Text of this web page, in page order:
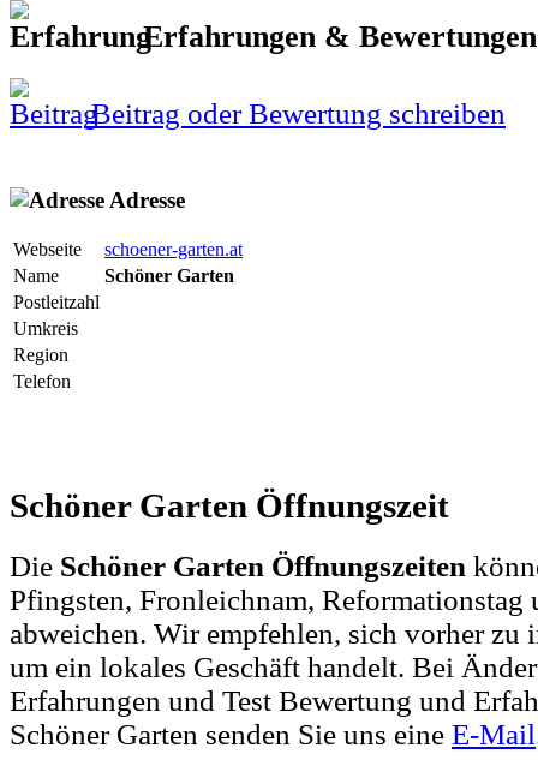
Erfahrungen & Bewertungen
Beitrag oder Bewertung schreiben
Adresse
Webseite
schoener-garten.at
Name
Schöner Garten
Postleitzahl
Umkreis
Region
Telefon
Schöner Garten Öffnungszeit
Die Schöner Garten Öffnungszeiten
Pfingsten, Fronleichnam,
abweichen. Wir empfehlen, sich vorher zu
um ein lokales Geschäft handelt. Bei
Erfahrungen und Test Bewertung und
Schöner Garten senden Sie uns eine E-Mail